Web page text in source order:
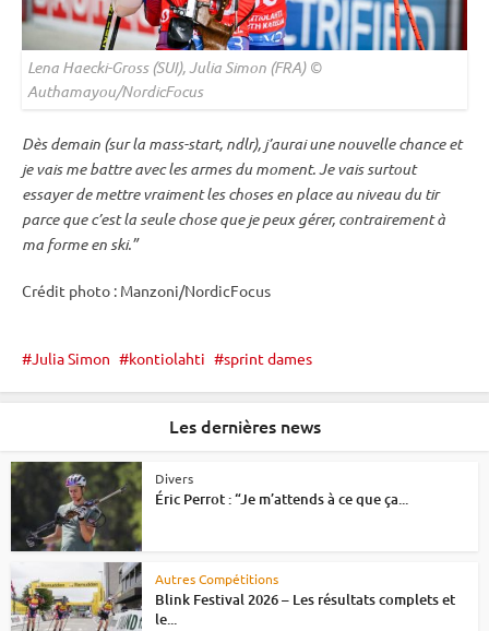
Lena Haecki-Gross (SUI), Julia Simon (FRA) ©
Authamayou/NordicFocus
Dès demain (sur la mass-start, ndlr), j’aurai une nouvelle chance et
je vais me battre avec les armes du moment. Je vais surtout
essayer de mettre vraiment les choses en place au niveau du tir
parce que c’est la seule chose que je peux gérer, contrairement à
ma forme en ski.”
Crédit photo : Manzoni/NordicFocus
Julia Simon kontiolahti sprint dames
Les dernières news
Divers
Éric Perrot : “Je m’attends à ce que ça...
Autres Compétitions
Blink Festival 2026 – Les résultats complets et
le...